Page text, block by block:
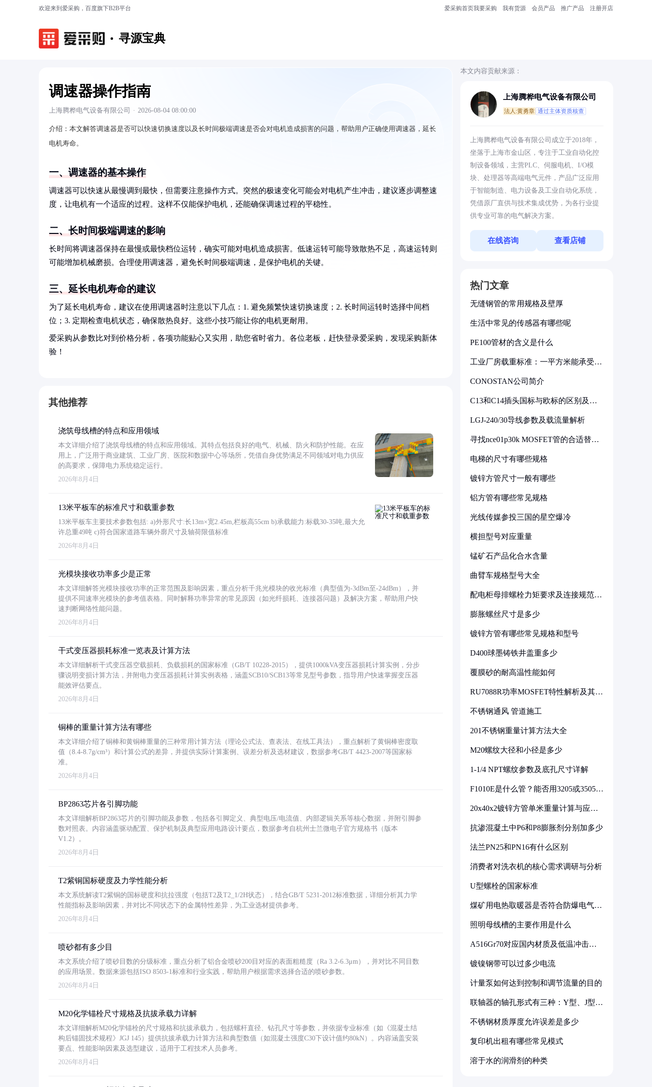
欢迎来到爱采购，百度旗下B2B平台 爱采购首页我要采购 我有货源 会员产品 推广产品 注册开店
寻源宝典
调速器操作指南
上海腾桦电气设备有限公司 · 2026-08-04 08:00:00
介绍： 本文解答调速器是否可以快速切换速度以及长时间极端调速是否会对电机造成损害的问题，帮助用户正确使用调速器，延长
电机寿命。
一、调速器的基本操作
调速器可以快速从最慢调到最快，但需要注意操作方式。突然的极速变化可能会对电机产生冲击，建议逐步调整速
度，让电机有一个适应的过程。这样不仅能保护电机，还能确保调速过程的平稳性。
二、长时间极端调速的影响
长时间将调速器保持在最慢或最快档位运转，确实可能对电机造成损害。低速运转可能导致散热不足，高速运转则
可能增加机械磨损。合理使用调速器，避免长时间极端调速，是保护电机的关键。
三、延长电机寿命的建议
为了延长电机寿命，建议在使用调速器时注意以下几点：1. 避免频繁快速切换速度；2. 长时间运转时选择中间档
位；3. 定期检查电机状态，确保散热良好。这些小技巧能让你的电机更耐用。
爱采购从参数比对到价格分析，各项功能贴心又实用，助您省时省力。各位老板，赶快登录爱采购，发现采购新体
验！
其他推荐
浇筑母线槽的特点和应用领域
本文详细介绍了浇筑母线槽的特点和应用领域。其特点包括良好的电气、机械、防火和防护性能。在应
用上，广泛用于商业建筑、工业厂房、医院和数据中心等场所，凭借自身优势满足不同领域对电力供应
的高要求，保障电力系统稳定运行。
2026年8月4日
13米平板车的标准尺寸和载重参数
13米平板车主要技术参数包括: a)外形尺寸:长13m×宽2.45m,栏板高55cm b)承载能力:标载30-35吨,最大允
许总重49吨 c)符合国家道路车辆外廓尺寸及轴荷限值标准
2026年8月4日
光模块接收功率多少是正常
本文详细解答光模块接收功率的正常范围及影响因素，重点分析千兆光模块的收光标准（典型值为-3dBm至-24dBm），并
提供不同速率光模块的参考值表格。同时解释功率异常的常见原因（如光纤损耗、连接器问题）及解决方案，帮助用户快
速判断网络性能问题。
2026年8月4日
干式变压器损耗标准一览表及计算方法
本文详细解析干式变压器空载损耗、负载损耗的国家标准（GB/T 10228-2015），提供1000kVA变压器损耗计算实例，分步
骤说明变损计算方法，并附电力变压器损耗计算实例表格，涵盖SCB10/SCB13等常见型号参数，指导用户快速掌握变压器
能效评估要点。
2026年8月4日
铜棒的重量计算方法有哪些
本文详细介绍了铜棒和黄铜棒重量的三种常用计算方法（理论公式法、查表法、在线工具法），重点解析了黄铜棒密度取
值（8.4-8.7g/cm³）和计算公式的差异，并提供实际计算案例、误差分析及选材建议，数据参考GB/T 4423-2007等国家标
准。
2026年8月4日
BP2863芯片各引脚功能
本文详细解析BP2863芯片的引脚功能及参数，包括各引脚定义、典型电压/电流值、内部逻辑关系等核心数据，并附引脚参
数对照表。内容涵盖驱动配置、保护机制及典型应用电路设计要点，数据参考自杭州士兰微电子官方规格书（版本
V1.2）。
2026年8月4日
T2紫铜国标硬度及力学性能分析
本文系统解读T2紫铜的国标硬度和抗拉强度（包括T2及T2_1/2H状态），结合GB/T 5231-2012标准数据，详细分析其力学
性能指标及影响因素，并对比不同状态下的金属特性差异，为工业选材提供参考。
2026年8月4日
喷砂都有多少目
本文系统介绍了喷砂目数的分级标准，重点分析了铝合金喷砂200目对应的表面粗糙度（Ra 3.2-6.3μm），并对比不同目数
的应用场景。数据来源包括ISO 8503-1标准和行业实践，帮助用户根据需求选择合适的喷砂参数。
2026年8月4日
M20化学锚栓尺寸规格及抗拔承载力详解
本文详细解析M20化学锚栓的尺寸规格和抗拔承载力，包括螺杆直径、钻孔尺寸等参数，并依据专业标准（如《混凝土结
构后锚固技术规程》JGJ 145）提供抗拔承载力计算方法和典型数值（如混凝土强度C30下设计值约80kN）。内容涵盖安装
要点、性能影响因素及选型建议，适用于工程技术人员参考。
2026年8月4日
本文内容贡献来源：
上海腾桦电气设备有限公司
法人:黄勇章 通过主体资质核查
上海腾桦电气设备有限公司成立于2018年，
坐落于上海市金山区，专注于工业自动化控
制设备领域，主营PLC、伺服电机、I/O模
块、处理器等高端电气元件，产品广泛应用
于智能制造、电力设备及工业自动化系统，
凭借原厂直供与技术集成优势，为各行业提
供专业可靠的电气解决方案。
在线咨询 查看店铺
热门文章
无缝钢管的常用规格及壁厚
生活中常见的传感器有哪些呢
PE100管材的含义是什么
工业厂房载重标准：一平方米能承受多
CONOSTAN公司简介
C13和C14插头国标与欧标的区别及其
LGJ-240/30导线参数及载流量解析
寻找nce01p30k MOSFET管的合适替代
电梯的尺寸有哪些规格
镀锌方管尺寸一般有哪些
铝方管有哪些常见规格
光线传媒参投三国的星空爆冷
横担型号对应重量
锰矿石产品化合水含量
曲臂车规格型号大全
配电柜母排螺栓力矩要求及连接规范详
膨胀螺丝尺寸是多少
镀锌方管有哪些常见规格和型号
D400球墨铸铁井盖重多少
覆膜砂的耐高温性能如何
RU7088R功率MOSFET特性解析及其在
不锈钢通风 管道施工
201不锈钢重量计算方法大全
M20螺纹大径和小径是多少
1-1/4 NPT螺纹参数及底孔尺寸详解
F1010E是什么管？能否用3205或3505代
20x40x2镀锌方管单米重量计算与应用
抗渗混凝土中P6和P8膨胀剂分别加多少
法兰PN25和PN16有什么区别
消费者对洗衣机的核心需求调研与分析
U型螺栓的国家标准
煤矿用电热取暖器是否符合防爆电气设
照明母线槽的主要作用是什么
A516Gr70对应国内材质及低温冲击要
镀镍钢带可以过多少电流
计量泵如何达到控制和调节流量的目的
联轴器的轴孔形式有三种：Y型、J型、
不锈钢材质厚度允许误差是多少
复印机出租有哪些常见模式
溶于水的润滑剂的种类